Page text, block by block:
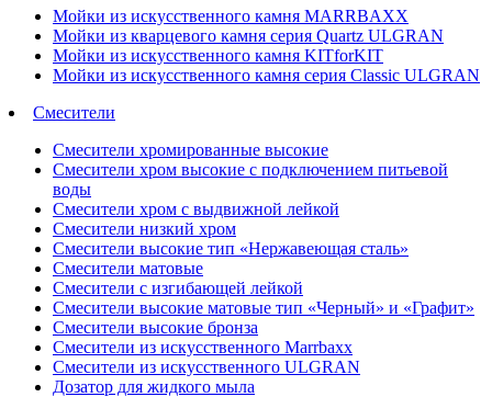
Мойки из искусственного камня MARRBAXX
Мойки из кварцевого камня серия Quartz ULGRAN
Мойки из искусственного камня KITforKIT
Мойки из искусственного камня серия Classic ULGRAN
Смесители
Смесители хромированные высокие
Смесители хром высокие с подключением питьевой
воды
Смесители хром с выдвижной лейкой
Смесители низкий хром
Смесители высокие тип «Нержавеющая сталь»
Смесители матовые
Смесители с изгибающей лейкой
Смесители высокие матовые тип «Черный» и «Графит»
Смесители высокие бронза
Смесители из искусственного Marrbaxx
Смесители из искусственного ULGRAN
Дозатор для жидкого мыла